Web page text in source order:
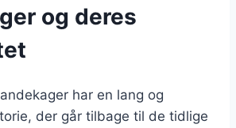
og deres
har en lang og
der går tilbage til de tidlige